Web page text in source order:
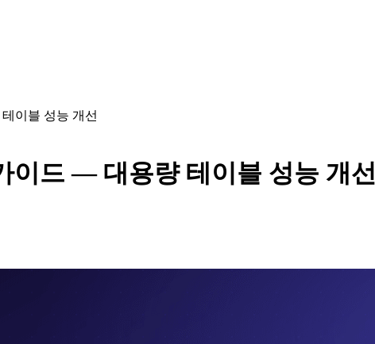
이블 성능 개선
이드 — 대용량 테이블 성능 개선